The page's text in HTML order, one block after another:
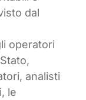
dal
operatori
analisti
le